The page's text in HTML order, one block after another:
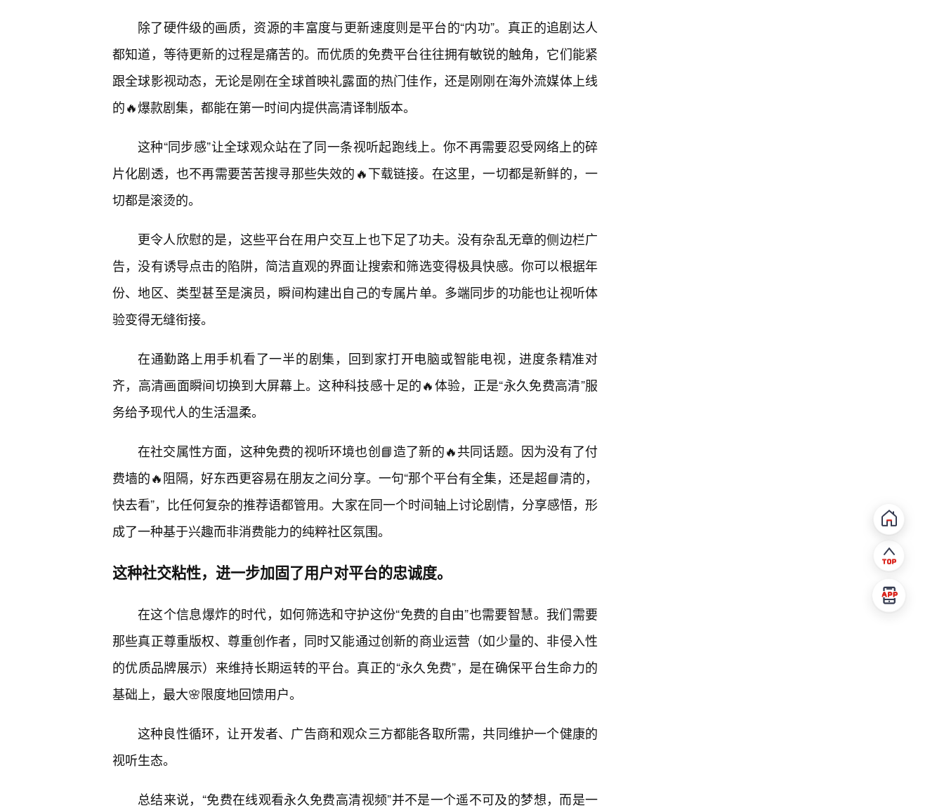
除了硬件级的画质，资源的丰富度与更新速度则是平台的“内功”。真正的追剧达人
都知道，等待更新的过程是痛苦的。而优质的免费平台往往拥有敏锐的触角，它们能紧
跟全球影视动态，无论是刚在全球首映礼露面的热门佳作，还是刚刚在海外流媒体上线
的🔥爆款剧集，都能在第一时间内提供高清译制版本。
这种“同步感”让全球观众站在了同一条视听起跑线上。你不再需要忍受网络上的碎
片化剧透，也不再需要苦苦搜寻那些失效的🔥下载链接。在这里，一切都是新鲜的，一
切都是滚烫的。
更令人欣慰的是，这些平台在用户交互上也下足了功夫。没有杂乱无章的侧边栏广
告，没有诱导点击的陷阱，简洁直观的界面让搜索和筛选变得极具快感。你可以根据年
份、地区、类型甚至是演员，瞬间构建出自己的专属片单。多端同步的功能也让视听体
验变得无缝衔接。
在通勤路上用手机看了一半的剧集，回到家打开电脑或智能电视，进度条精准对
齐，高清画面瞬间切换到大屏幕上。这种科技感十足的🔥体验，正是“永久免费高清”服
务给予现代人的生活温柔。
在社交属性方面，这种免费的视听环境也创📘造了新的🔥共同话题。因为没有了付
费墙的🔥阻隔，好东西更容易在朋友之间分享。一句“那个平台有全集，还是超📘清的，
快去看”，比任何复杂的推荐语都管用。大家在同一个时间轴上讨论剧情，分享感悟，形
成了一种基于兴趣而非消费能力的纯粹社区氛围。
这种社交粘性，进一步加固了用户对平台的忠诚度。
在这个信息爆炸的时代，如何筛选和守护这份“免费的自由”也需要智慧。我们需要
那些真正尊重版权、尊重创作者，同时又能通过创新的商业运营（如少量的、非侵入性
的优质品牌展示）来维持长期运转的平台。真正的“永久免费”，是在确保平台生命力的
基础上，最大🌸限度地回馈用户。
这种良性循环，让开发者、广告商和观众三方都能各取所需，共同维护一个健康的
视听生态。
总结来说，“免费在线观看永久免费高清视频”并不是一个遥不可及的梦想，而是一